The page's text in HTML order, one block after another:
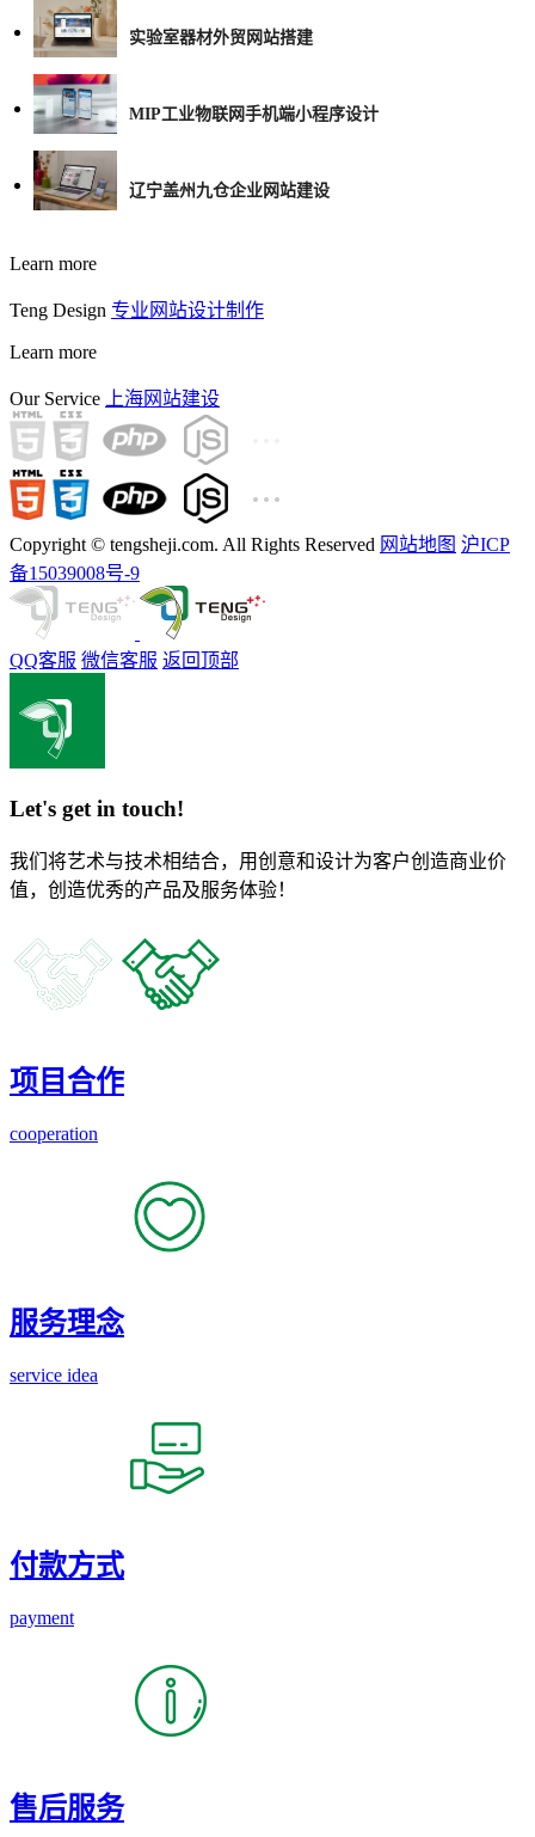
实验室器材外贸网站搭建
MIP工业物联网手机端小程序设计
辽宁盖州九仓企业网站建设
Learn more
Teng Design 专业网站设计制作
Learn more
Our Service 上海网站建设
Copyright © tengsheji.com. All Rights Reserved 网站地图 沪ICP
备15039008号-9
QQ客服 微信客服 返回顶部
Let's get in touch!
我们将艺术与技术相结合，用创意和设计为客户创造商业价
值，创造优秀的产品及服务体验！
项目合作
cooperation
服务理念
service idea
付款方式
payment
售后服务